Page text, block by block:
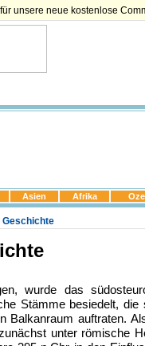
unsere neue kostenlose
Asien Afrika
Geschichte
wurde das
Stämme besiedelt, die
Balkanraum auftraten.
unter römische